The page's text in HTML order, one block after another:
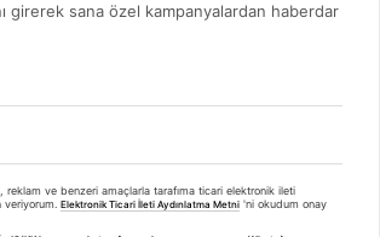
girerek sana özel kampanyalardan haberdar
reklam ve benzeri amaçlarla tarafıma ticari elektronik ileti
Elektronik Ticari İleti Aydınlatma Metni 'ni okudum onay